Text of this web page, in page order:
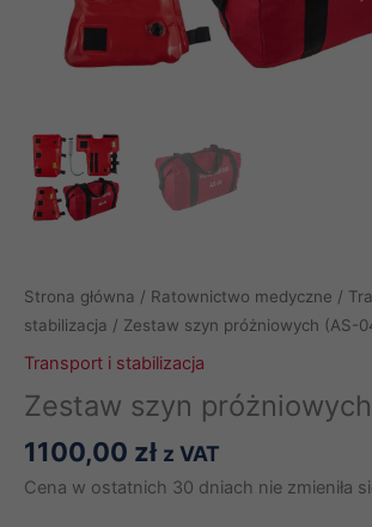
Strona główna / Ratownictwo medyczne /
stabilizacja / Zestaw szyn próżniowych (AS-
Transport i stabilizacja
Zestaw szyn
1100,00 zł z VAT
Cena w ostatnich 30 dniach nie zmieniła